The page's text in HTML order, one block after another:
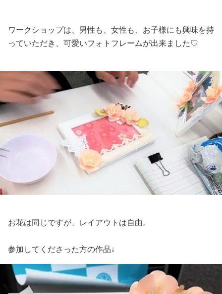
ワークショップは、男性も、女性も、お子様にも興味を持
っていただき、可愛いフォトフレームが出来ました♡
お花は同じですが、レイアウトは自由。
参加してくださった方の作品↓